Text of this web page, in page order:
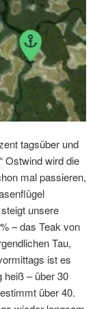
tagsüber und
Ostwind wird die
mal passieren,
unsere
– das Teak von
Tau,
ist es
heiß – über 30
über 40.